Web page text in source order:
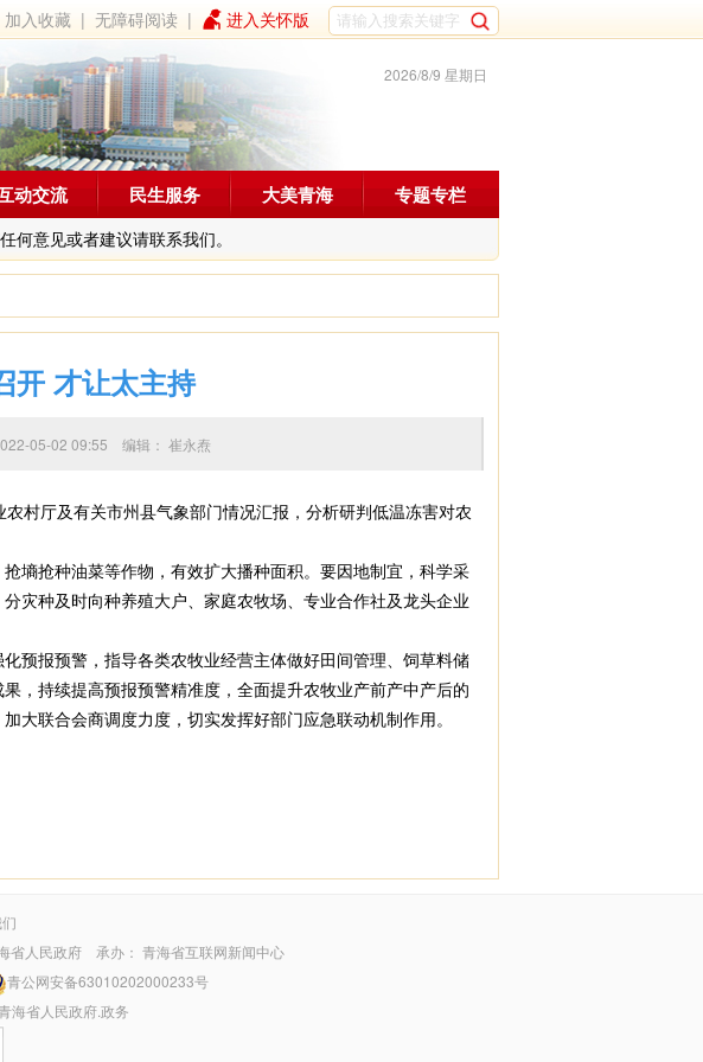
加入收藏 |无障碍阅读 | 进入关怀版
2026/8/9 星期日
何意见或者建议请联系我们。
动交流 民生服务 大美青海 专题专栏
开 才让太主持
05-02 09:55 编辑： 崔永焘
厅及有关市州县气象部门情况汇报，分析研判低温冻害对农
抢种油菜等作物，有效扩大播种面积。要因地制宜，科学采
灾种及时向种养殖大户、家庭农牧场、专业合作社及龙头企业
报预警，指导各类农牧业经营主体做好田间管理、饲草料储
，持续提高预报预警精准度，全面提升农牧业产前产中产后的
大联合会商调度力度，切实发挥好部门应急联动机制作用。
省人民政府 承办： 青海省互联网新闻中心
青公网安备63010202000233号
海省人民政府.政务